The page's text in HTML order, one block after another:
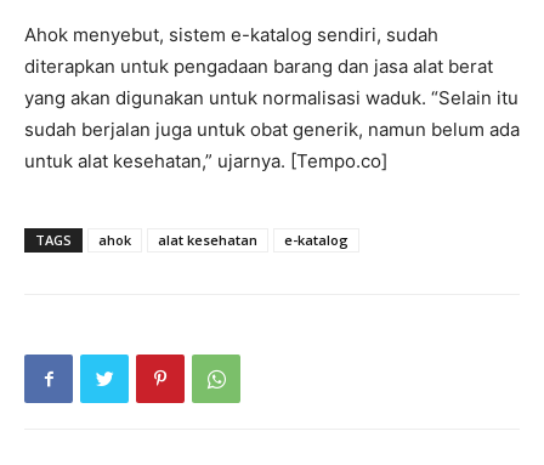
Ahok menyebut, sistem e-katalog sendiri, sudah
diterapkan untuk pengadaan barang dan jasa alat berat
yang akan digunakan untuk normalisasi waduk. “Selain itu
sudah berjalan juga untuk obat generik, namun belum ada
untuk alat kesehatan,” ujarnya. [Tempo.co]
TAGS ahok alat kesehatan e-katalog